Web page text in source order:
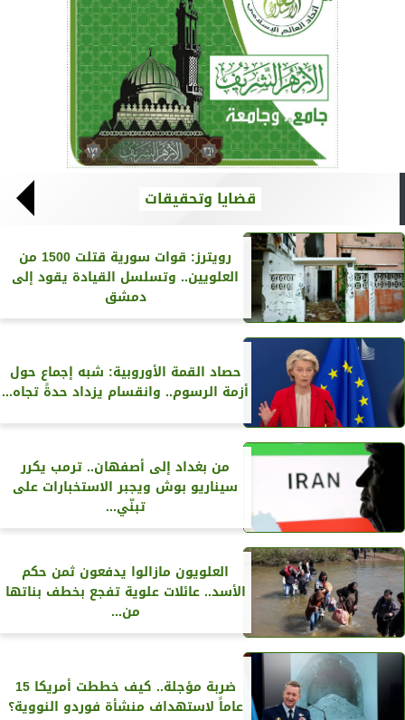
قضايا وتحقيقات
رويترز‏: قوات سورية قتلت 1500 من
العلويين.. وتسلسل القيادة يقود إلى
دمشق
حصاد القمة الأوروبية: شبه إجماع حول
أزمة الرسوم.. وانقسام يزداد حدةً تجاه...
من بغداد إلى أصفهان.. ترمب يكرر
سيناريو بوش ويجبر الاستخبارات على
تبنّي...
العلويون مازالوا يدفعون ثمن حكم
الأسد.. عائلات علوية تفجع بخطف بناتها
من...
ضربة مؤجلة.. كيف خططت أمريكا 15
عاماً لاستهداف منشأة فوردو النووية؟